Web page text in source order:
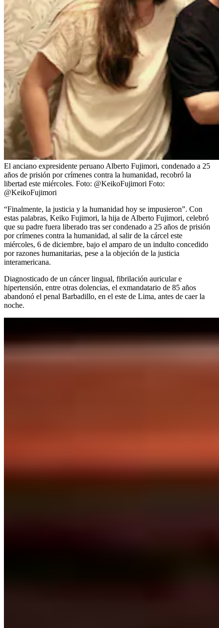
El anciano expresidente peruano Alberto Fujimori, condenado a 25
años de prisión por crímenes contra la humanidad, recobró la
libertad este miércoles. Foto: @KeikoFujimori Foto:
@KeikoFujimori
“Finalmente, la justicia y la humanidad hoy se impusieron”. Con
estas palabras, Keiko Fujimori, la hija de Alberto Fujimori, celebró
que su padre fuera liberado tras ser condenado a 25 años de prisión
por crímenes contra la humanidad, al salir de la cárcel este
miércoles, 6 de diciembre, bajo el amparo de un indulto concedido
por razones humanitarias, pese a la objeción de la justicia
interamericana.
Diagnosticado de un cáncer lingual, fibrilación auricular e
hipertensión, entre otras dolencias, el exmandatario de 85 años
abandonó el penal Barbadillo, en el este de Lima, antes de caer la
noche.